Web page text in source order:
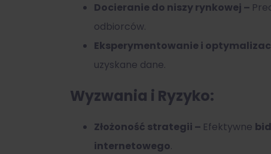
Docieranie do niszy rynkowej –
odbiorców.
Eksperymentowanie i
uzyskane dane.
Wyzwania i Ryzyko:
Złożoność strategii – Efektywne
internetowego.